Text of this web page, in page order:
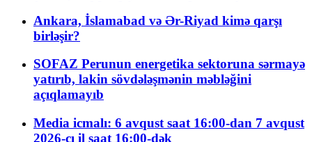
Ankara, İslamabad və Ər-Riyad kimə qarşı
birləşir?
SOFAZ Perunun energetika sektoruna sərmayə
yatırıb, lakin sövdələşmənin məbləğini
açıqlamayıb
Media icmalı: 6 avqust saat 16:00-dan 7 avqust
2026-cı il saat 16:00-dək